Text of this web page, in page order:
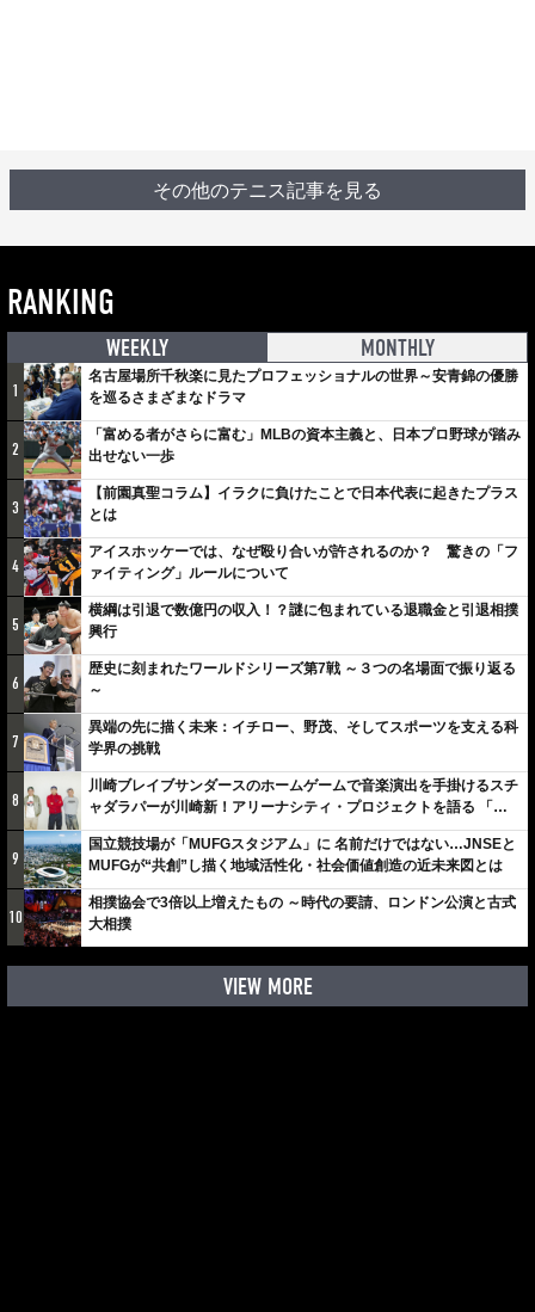
その他のテニス記事を見る
RANKING
WEEKLY MONTHLY
1
名古屋場所千秋楽に見たプロフェッショナルの世界～安青錦の優勝
を巡るさまざまなドラマ
2
「富める者がさらに富む」MLBの資本主義と、日本プロ野球が踏み
出せない一歩
3
【前園真聖コラム】イラクに負けたことで日本代表に起きたプラス
とは
4
アイスホッケーでは、なぜ殴り合いが許されるのか？ 驚きの「フ
ァイティング」ルールについて
5
横綱は引退で数億円の収入！？謎に包まれている退職金と引退相撲
興行
6
歴史に刻まれたワールドシリーズ第7戦 ～３つの名場面で振り返る
～
7
異端の先に描く未来：イチロー、野茂、そしてスポーツを支える科
学界の挑戦
8
川崎ブレイブサンダースのホームゲームで音楽演出を手掛けるスチ
ャダラパーが川崎新！アリーナシティ・プロジェクトを語る 「楽
しみでしかないでしょ。川崎は、ずっと成長曲線だから」
9
国立競技場が「MUFGスタジアム」に 名前だけではない…JNSEと
MUFGが“共創”し描く地域活性化・社会価値創造の近未来図とは
10
相撲協会で3倍以上増えたもの ～時代の要請、ロンドン公演と古式
大相撲
VIEW MORE